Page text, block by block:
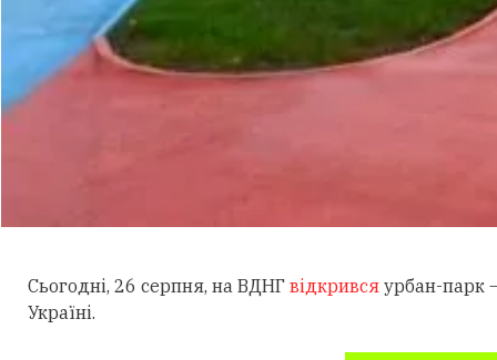
Сьогодні, 26 серпня, на ВДНГ відкрився урбан-парк
Україні.